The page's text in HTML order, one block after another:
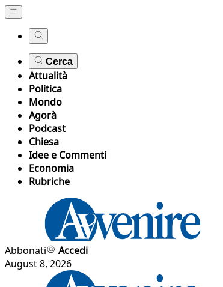
Cerca
Attualità
Politica
Mondo
Agorà
Podcast
Chiesa
Idee e Commenti
Economia
Rubriche
Abbonati
Accedi
August 8, 2026